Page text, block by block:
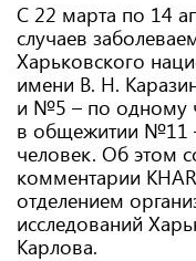
С 22 марта по 14
случаев
Харьковского
имени В. Н.
и №5 – по одному
в общежитии №11
человек. Об этом
комментарии
отделением
исследований
Карлова.